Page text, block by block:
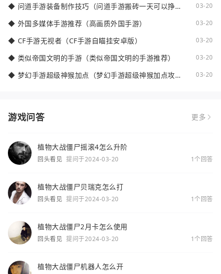
◆ 问道手游装备制作技巧（问道手游搬砖一天可以挣多
03-20
◆ 外国多媒体手游推荐（高画质外国手游） 03-20
◆ CF手游无视者（CF手游自瞄挂安卓版） 03-20
◆ 类似帝国文明的手游（类似帝国文明的手游推荐） 03-20
◆ 梦幻手游超级神猴加点（梦幻手游超级神猴加点攻
03-20
游戏问答 更多
植物大战僵尸摇滚4怎么升阶
回头看见 提问于2024-03-20 1个回答
植物大战僵尸贝瑞克怎么打
回头看见 提问于2024-03-20 1个回答
植物大战僵尸2月卡怎么使用
回头看见 提问于2024-03-20 1个回答
植物大战僵尸机器人怎么开